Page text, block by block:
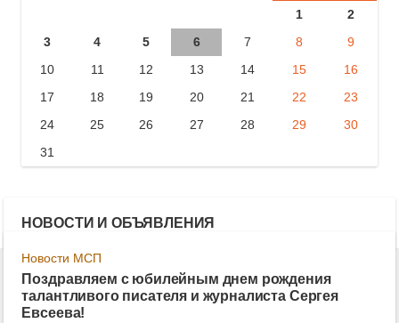
1
2
3
4 5 6 7 8
9
10
11 12 13 14 15
16
17
18 19 20 21 22
23
24
25 26 27 28 29
30
31
НОВОСТИ И ОБЪЯВЛЕНИЯ
Новости МСП
Поздравляем с юбилейным днем рождения
талантливого писателя и журналиста Сергея
Евсеева!